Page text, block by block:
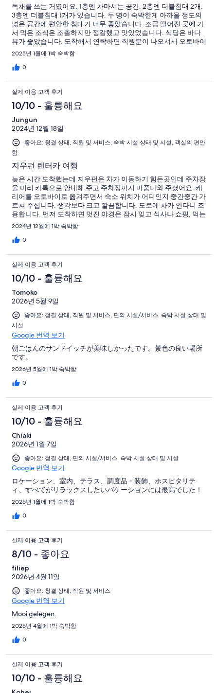
독채를 쓰는 거였어요. 1층엔 차마시는 공간. 2층엔 더블침대 2개.
3층엔 더블침대 1개가 있습니다. 두 명이 숙박한게 아까울 정도의
넓은 공간에 편안한 침대가 너무 좋았습니다. 조금 떨어진 곳에 가
서 먹은 조식은 조촐하지만 정갈했고 맛있었습니다. 식당은 바다
뷰가 좋았습니다. 도착해서 연락하면 직원분이 나오셔서 오토바이
로 짐을 실어다 주십니다. 나올 때도 버스 정류장까지 짐 실어 주셨
구요. 예약할 땐 따로 테라스가 없어 그게 아쉬웠는데 어차피 밤엔
바다가 보이는 것도 아니고, 방 안 소파에 앉아서도 창너머로 바다
십니다. 매우 만족한 숙소였어요.
2025년 1월에 1박 숙박함
0
실제 이용 고객 후기
10/10 - 훌륭해요
Jungun
2024년 12월 18일
좋아요: 청결 상태, 직원 및 서비스, 숙박 시설 상태 및 시설, 객실의 편안
함
지우펀 렌터카 여행
늦은 시간 도착했는데 지우펀은 차가 이동하기 힘든곳인데 주차장
을 미리 카톡으로 안내해 주고 주차장까지 마중나와 주셨어요. 캐
리어를 오토바이로 옮겨주면서 숙소 위치가 어디인지 중간중간 가
르쳐 주십니다. 생각보다 크고 깔끔합니다. 도로에 차가 안다니 조
용합니다. 먼저 도착하면 멋진 야경은 잠시 잊고 식사나 쇼핑, 먹는
것에 집중하세요. 사람들이 정말 많아서 내가 원하는 사진찍기 너
무 힘듭니다. 관광객들이 다 빠져나가면 밤 9시 30분전까지 조용
히 마음껏 사진 찍을 수 있습니다. 여기에 호텔을 잡기 잘했단 생각
사장님이 맛집이랑 명소를 지도에 한글로 적어서 주십니다. 호텔
내부는 잘 정돈 되어있고 깨끗합니다. 아침 조식은 2분거리 바다전
망 식당에서 제공됩니다.
2024년 12월에 1박 숙박함
0
실제 이용 고객 후기
10/10 - 훌륭해요
Tomoko
2026년 5월 9일
좋아요: 청결 상태, 직원 및 서비스, 편의 시설/서비스, 숙박 시설 상태 및
시설
Google 번역 보기
朝ごはんのサンドイッチが美味しかったです。景色の良い場所
です。
2026년 5월에 1박 숙박함
0
실제 이용 고객 후기
10/10 - 훌륭해요
Chiaki
2026년 1월 7일
좋아요: 청결 상태, 편의 시설/서비스, 숙박 시설 상태 및 시설
Google 번역 보기
ロケーション、室内、テラス、調度品・装飾、ホスピタリテ
ィ、すべてがリラックスしたいバケーションには最高でした！
2026년 1월에 1박 숙박함
0
실제 이용 고객 후기
8/10 - 좋아요
filiep
2026년 4월 11일
좋아요: 청결 상태, 직원 및 서비스
Google 번역 보기
Mooi gelegen.
2026년 4월에 1박 숙박함
0
실제 이용 고객 후기
10/10 - 훌륭해요